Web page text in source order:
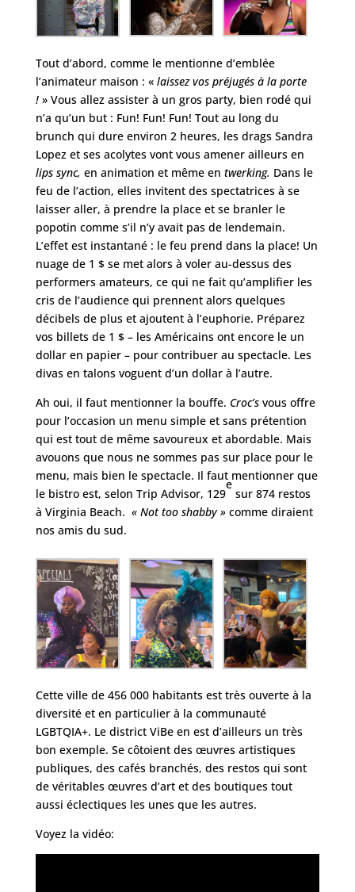
Tout d’abord, comme le mentionne d’emblée
l’animateur maison : «laissez vos préjugés à la porte
!» Vous allez assister à un gros party, bien rodé qui
n’a qu’un but : Fun! Fun! Fun! Tout au long du
brunch qui dure environ 2 heures, les drags Sandra
Lopez et ses acolytes vont vous amener ailleurs en
lips sync, en animation et même en twerking. Dans le
feu de l’action, elles invitent des spectatrices à se
laisser aller, à prendre la place et se branler le
popotin comme s’il n’y avait pas de lendemain.
L’effet est instantané : le feu prend dans la place! Un
nuage de 1 $ se met alors à voler au-dessus des
performers amateurs, ce qui ne fait qu’amplifier les
cris de l’audience qui prennent alors quelques
décibels de plus et ajoutent à l’euphorie. Préparez
vos billets de 1 $ – les Américains ont encore le un
dollar en papier – pour contribuer au spectacle. Les
divas en talons voguent d’un dollar à l’autre.
Ah oui, il faut mentionner la bouffe. Croc’svous offre
pour l’occasion un menu simple et sans prétention
qui est tout de même savoureux et abordable. Mais
avouons que nous ne sommes pas sur place pour le
menu, mais bien le spectacle. Il faut mentionner que
le bistro est, selon Trip Advisor, 129
e
sur 874 restos
à Virginia Beach. « Not too shabby » comme diraient
nos amis du sud.
Cette ville de 456 000 habitants est très ouverte à la
diversité et en particulier à la communauté
LGBTQIA+. Le district ViBe en est d’ailleurs un très
bon exemple. Se côtoient des œuvres artistiques
publiques, des cafés branchés, des restos qui sont
de véritables œuvres d’art et des boutiques tout
aussi éclectiques les unes que les autres.
Voyez la vidéo: